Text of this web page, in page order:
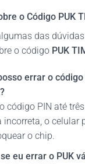
o Código PUK
das
o código PUK
errar o
código PIN até
incorreta, o celular
o chip.
eu errar o PUK